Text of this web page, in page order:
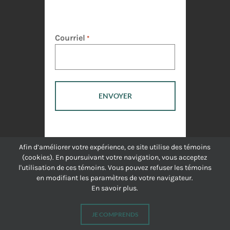
Courriel *
Afin d’améliorer votre expérience, ce site utilise des témoins
(cookies). En poursuivant votre navigation, vous acceptez
l'utilisation de ces témoins. Vous pouvez refuser les témoins
en modifiant les paramètres de votre navigateur.
En savoir plus.
JE COMPRENDS